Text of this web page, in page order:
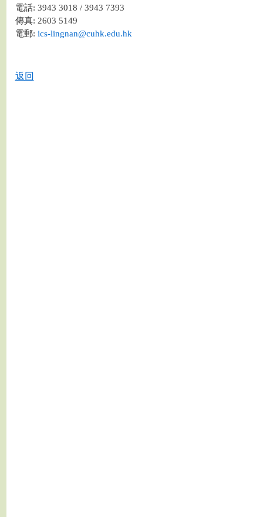
電話: 3943 3018 / 3943 7393
傳真: 2603 5149
電郵: ics-lingnan@cuhk.edu.hk
返回